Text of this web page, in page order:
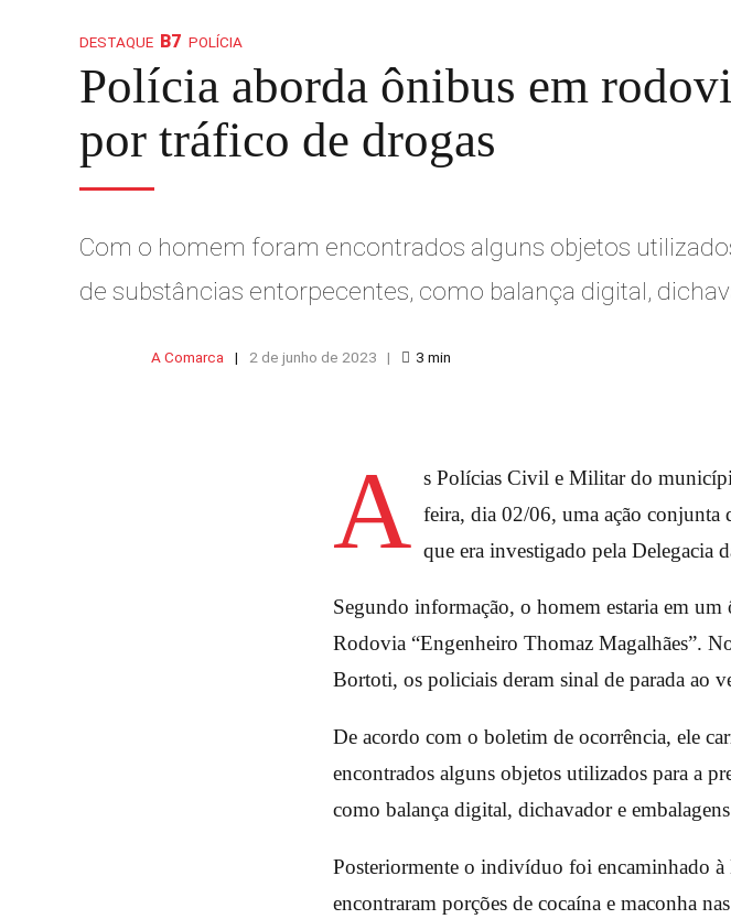
DESTAQUE POLÍCIA
Polícia aborda ônibus em
por tráfico de drogas
Com o homem foram encontrados alguns objetos
de substâncias entorpecentes, como balança digital,
A Comarca 2 de junho de 2023 3 min
A s Polícias Civil e Militar do
feira, dia 02/06, uma ação conjunta
que era investigado pela Delegacia
Segundo informação, o homem estaria em um
Rodovia “Engenheiro Thomaz Magalhães”.
Bortoti, os policiais deram sinal de parada ao
De acordo com o boletim de ocorrência, ele
encontrados alguns objetos utilizados para a
como balança digital, dichavador e
Posteriormente o indivíduo foi encaminhado à
encontraram porções de cocaína e maconha